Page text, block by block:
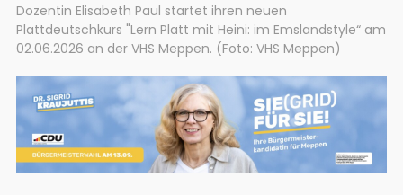
Dozentin Elisabeth Paul startet ihren neuen
Plattdeutschkurs "Lern Platt mit Heini: im Emslandstyle“ am
02.06.2026 an der VHS Meppen. (Foto: VHS Meppen)